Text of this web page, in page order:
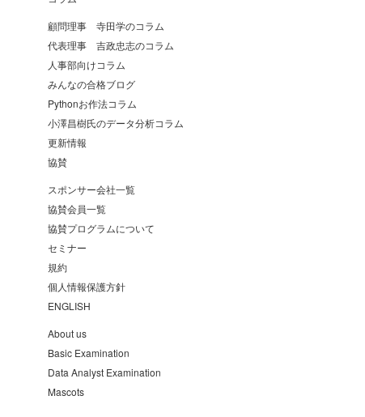
顧問理事 寺田学のコラム
代表理事 吉政忠志のコラム
人事部向けコラム
みんなの合格ブログ
Pythonお作法コラム
小澤昌樹氏のデータ分析コラム
更新情報
協賛
スポンサー会社一覧
協賛会員一覧
協賛プログラムについて
セミナー
規約
個人情報保護方針
ENGLISH
About us
Basic Examination
Data Analyst Examination
Mascots